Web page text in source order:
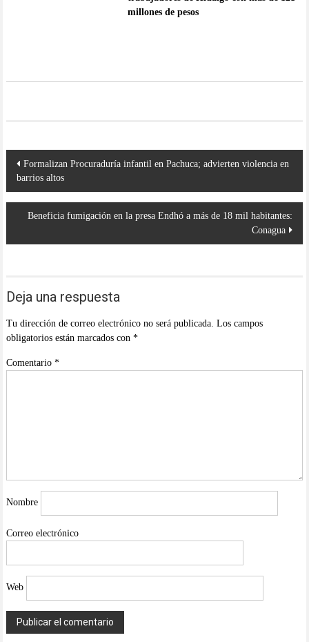
millones de pesos
Navegación
de
entradas
Formalizan Procuraduría infantil en Pachuca; advierten violencia en
barrios altos
Beneficia fumigación en la presa Endhó a más de 18 mil habitantes:
Conagua
Deja una respuesta
Tu dirección de correo electrónico no será publicada. Los campos
obligatorios están marcados con *
Comentario *
Nombre
Correo electrónico
Web